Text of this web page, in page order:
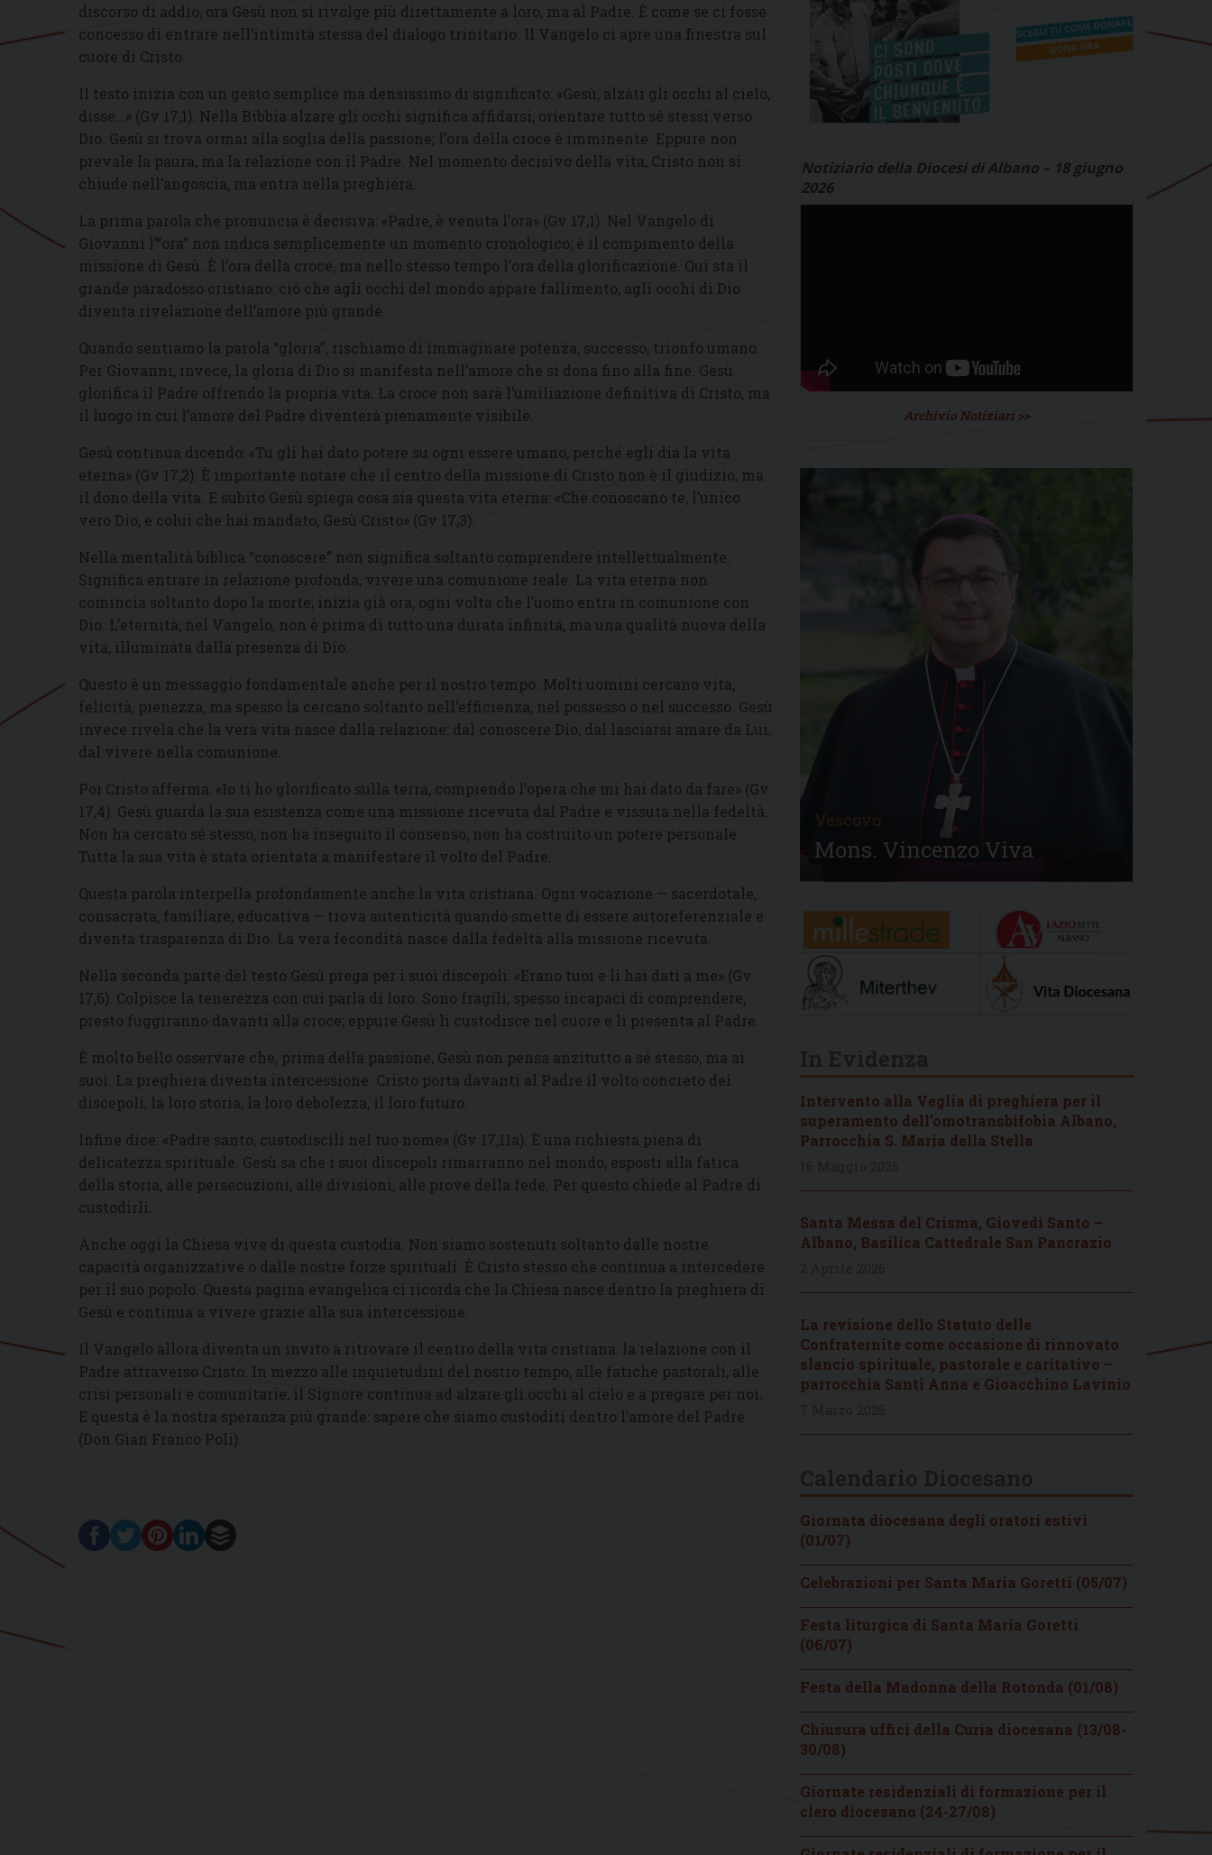
discorso di addio, ora Gesù non si rivolge più direttamente a loro, ma al Padre. È come se ci fosse
concesso di entrare nell’intimità stessa del dialogo trinitario. Il Vangelo ci apre una finestra sul
cuore di Cristo.
Il testo inizia con un gesto semplice ma densissimo di significato: «Gesù, alzàti gli occhi al cielo,
disse…» (Gv 17,1). Nella Bibbia alzare gli occhi significa affidarsi, orientare tutto sé stessi verso
Dio. Gesù si trova ormai alla soglia della passione; l’ora della croce è imminente. Eppure non
prevale la paura, ma la relazione con il Padre. Nel momento decisivo della vita, Cristo non si
chiude nell’angoscia, ma entra nella preghiera.
La prima parola che pronuncia è decisiva: «Padre, è venuta l’ora» (Gv 17,1). Nel Vangelo di
Giovanni l’“ora” non indica semplicemente un momento cronologico; è il compimento della
missione di Gesù. È l’ora della croce, ma nello stesso tempo l’ora della glorificazione. Qui sta il
grande paradosso cristiano: ciò che agli occhi del mondo appare fallimento, agli occhi di Dio
diventa rivelazione dell’amore più grande.
Quando sentiamo la parola “gloria”, rischiamo di immaginare potenza, successo, trionfo umano.
Per Giovanni, invece, la gloria di Dio si manifesta nell’amore che si dona fino alla fine. Gesù
glorifica il Padre offrendo la propria vita. La croce non sarà l’umiliazione definitiva di Cristo, ma
il luogo in cui l’amore del Padre diventerà pienamente visibile.
Gesù continua dicendo: «Tu gli hai dato potere su ogni essere umano, perché egli dia la vita
eterna» (Gv 17,2). È importante notare che il centro della missione di Cristo non è il giudizio, ma
il dono della vita. E subito Gesù spiega cosa sia questa vita eterna: «Che conoscano te, l’unico
vero Dio, e colui che hai mandato, Gesù Cristo» (Gv 17,3).
Nella mentalità biblica “conoscere” non significa soltanto comprendere intellettualmente.
Significa entrare in relazione profonda, vivere una comunione reale. La vita eterna non
comincia soltanto dopo la morte; inizia già ora, ogni volta che l’uomo entra in comunione con
Dio. L’eternità, nel Vangelo, non è prima di tutto una durata infinita, ma una qualità nuova della
vita, illuminata dalla presenza di Dio.
Questo è un messaggio fondamentale anche per il nostro tempo. Molti uomini cercano vita,
felicità, pienezza, ma spesso la cercano soltanto nell’efficienza, nel possesso o nel successo. Gesù
invece rivela che la vera vita nasce dalla relazione: dal conoscere Dio, dal lasciarsi amare da Lui,
dal vivere nella comunione.
Poi Cristo afferma: «Io ti ho glorificato sulla terra, compiendo l’opera che mi hai dato da fare» (Gv
17,4). Gesù guarda la sua esistenza come una missione ricevuta dal Padre e vissuta nella fedeltà.
Non ha cercato sé stesso, non ha inseguito il consenso, non ha costruito un potere personale.
Tutta la sua vita è stata orientata a manifestare il volto del Padre.
Questa parola interpella profondamente anche la vita cristiana. Ogni vocazione — sacerdotale,
consacrata, familiare, educativa — trova autenticità quando smette di essere autoreferenziale e
diventa trasparenza di Dio. La vera fecondità nasce dalla fedeltà alla missione ricevuta.
Nella seconda parte del testo Gesù prega per i suoi discepoli: «Erano tuoi e li hai dati a me» (Gv
17,6). Colpisce la tenerezza con cui parla di loro. Sono fragili, spesso incapaci di comprendere,
presto fuggiranno davanti alla croce; eppure Gesù li custodisce nel cuore e li presenta al Padre.
È molto bello osservare che, prima della passione, Gesù non pensa anzitutto a sé stesso, ma ai
suoi. La preghiera diventa intercessione. Cristo porta davanti al Padre il volto concreto dei
discepoli, la loro storia, la loro debolezza, il loro futuro.
Infine dice: «Padre santo, custodiscili nel tuo nome» (Gv 17,11a). È una richiesta piena di
delicatezza spirituale. Gesù sa che i suoi discepoli rimarranno nel mondo, esposti alla fatica
della storia, alle persecuzioni, alle divisioni, alle prove della fede. Per questo chiede al Padre di
custodirli.
Anche oggi la Chiesa vive di questa custodia. Non siamo sostenuti soltanto dalle nostre
capacità organizzative o dalle nostre forze spirituali. È Cristo stesso che continua a intercedere
per il suo popolo. Questa pagina evangelica ci ricorda che la Chiesa nasce dentro la preghiera di
Gesù e continua a vivere grazie alla sua intercessione.
Il Vangelo allora diventa un invito a ritrovare il centro della vita cristiana: la relazione con il
Padre attraverso Cristo. In mezzo alle inquietudini del nostro tempo, alle fatiche pastorali, alle
crisi personali e comunitarie, il Signore continua ad alzare gli occhi al cielo e a pregare per noi.
E questa è la nostra speranza più grande: sapere che siamo custoditi dentro l’amore del Padre
(Don Gian Franco Poli).
Notiziario della Diocesi di Albano – 18 giugno
2026
Archivio Notiziari >>
Vescovo
Mons. Vincenzo Viva
Intervento alla Veglia di preghiera per il
superamento dell’omotransbifobia Albano,
Parrocchia S. Maria della Stella
Santa Messa del Crisma, Giovedì Santo –
Albano, Basilica Cattedrale San Pancrazio
La revisione dello Statuto delle
Confraternite come occasione di rinnovato
slancio spirituale, pastorale e caritativo –
parrocchia Santi Anna e Gioacchino Lavinio
Giornata diocesana degli oratori estivi
(01/07)
Celebrazioni per Santa Maria Goretti (05/07)
Festa liturgica di Santa Maria Goretti
(06/07)
Festa della Madonna della Rotonda (01/08)
Chiusura uffici della Curia diocesana (13/08-
30/08)
Giornate residenziali di formazione per il
clero diocesano (24-27/08)